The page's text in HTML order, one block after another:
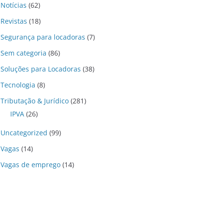
Notícias (62)
Revistas (18)
Segurança para locadoras (7)
Sem categoria (86)
Soluções para Locadoras (38)
Tecnologia (8)
Tributação & Jurídico (281)
IPVA (26)
Uncategorized (99)
Vagas (14)
Vagas de emprego (14)